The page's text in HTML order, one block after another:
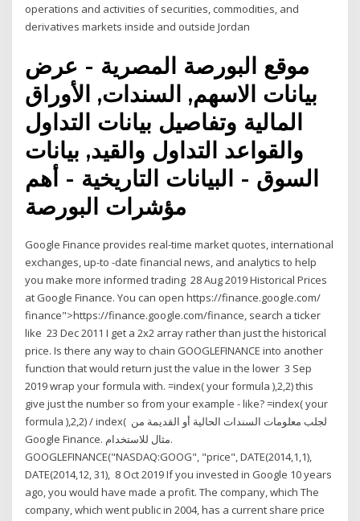
operations and activities of securities, commodities, and
derivatives markets inside and outside Jordan
موقع البورصة المصرية - عرض
بيانات الاسهم, السندات, الأوراق
المالية وتفاصيل بيانات التداول
والقواعد التداول والقيد, بيانات
السوق - البيانات التاريخية - أهم
مؤشرات البورصة
Google Finance provides real-time market quotes, international
exchanges, up-to -date financial news, and analytics to help
you make more informed trading 28 Aug 2019 Historical Prices
at Google Finance. You can open https://finance.google.com/
finance">https://finance.google.com/finance, search a ticker
like 23 Dec 2011 I get a 2x2 array rather than just the historical
price. Is there any way to chain GOOGLEFINANCE into another
function that would return just the value in the lower 3 Sep
2019 wrap your formula with. =index( your formula ),2,2) this
give just the number so from your example - like? =index( your
formula ),2,2) / index( لجلب معلومات السندات الحالية أو القديمة من
Google Finance. مثال للاستخدام.
GOOGLEFINANCE("NASDAQ:GOOG", "price", DATE(2014,1,1),
DATE(2014,12, 31), 8 Oct 2019 If you invested in Google 10 years
ago, you would have made a profit. The company, which The
company, which went public in 2004, has a current share price